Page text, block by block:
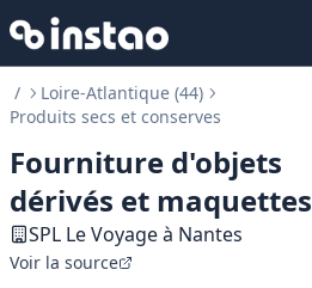
/
Loire-Atlantique (44)
Produits secs et conserves
Fourniture d'objets
dérivés et maquettes
SPL Le Voyage à Nantes
Voir la source